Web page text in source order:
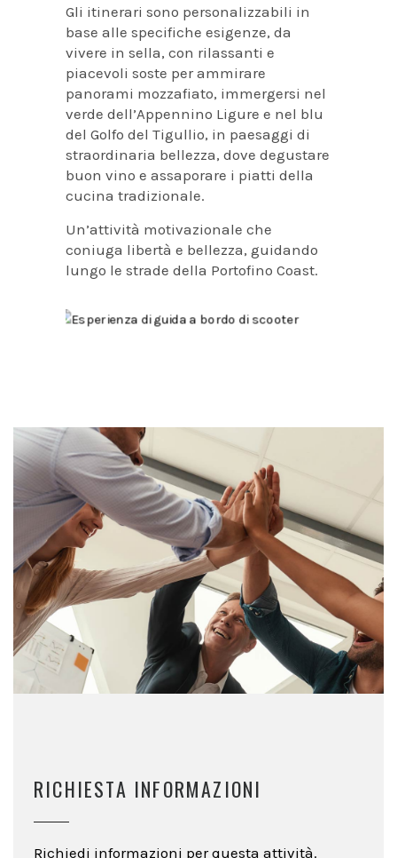
Gli itinerari sono personalizzabili in
base alle specifiche esigenze, da
vivere in sella, con rilassanti e
piacevoli soste per ammirare
panorami mozzafiato, immergersi nel
verde dell’Appennino Ligure e nel blu
del Golfo del Tigullio, in paesaggi di
straordinaria bellezza, dove degustare
buon vino e assaporare i piatti della
cucina tradizionale.
Un’attività motivazionale che
coniuga libertà e bellezza, guidando
lungo le strade della Portofino Coast.
RICHIESTA INFORMAZIONI
Richiedi informazioni per questa attività.